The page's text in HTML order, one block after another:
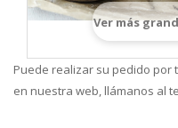
Ver más
Puede realizar su pedido
en nuestra web, llámanos al